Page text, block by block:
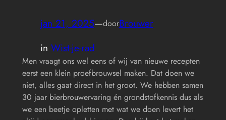
jan 21, 2025—doorBrouwer
in Wist-je-rad
Men vraagt ons wel eens of wij van nieuwe recepten
eerst een klein proefbrouwsel maken. Dat doen we
niet, alles gaat direct in het groot. We hebben samen
30 jaar bierbrouwervaring én grondstofkennis dus als
we een beetje opletten met wat we doen levert het